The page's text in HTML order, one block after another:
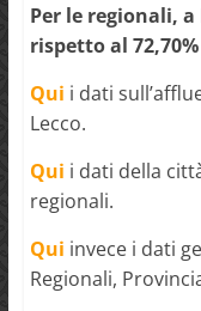
Per le regionali, a
rispetto al
Qui i dati
Lecco.
Qui i dati della
regionali.
Qui invece i dati
Regionali,